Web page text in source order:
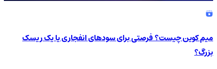
میم کوین چیست؟ فرصتی برای سودهای انفجاری یا یک ریسک
بزرگ؟